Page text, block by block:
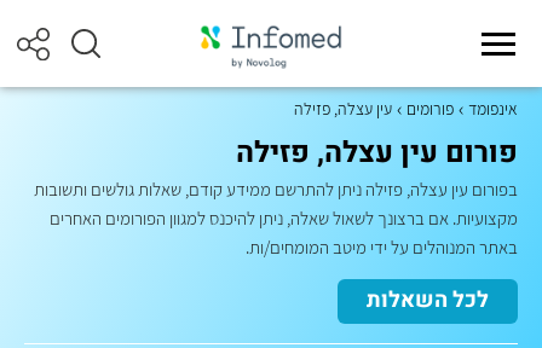
אינפומד פורומים עין עצלה, פזילה
פורום עין עצלה, פזילה
בפורום עין עצלה, פזילה ניתן להתרשם ממידע קודם, שאלות גולשים ותשובות
מקצועיות. אם ברצונך לשאול שאלה, ניתן להיכנס למגוון הפורומים האחרים
באתר המנוהלים על ידי מיטב המומחים/ות.
לכל השאלות